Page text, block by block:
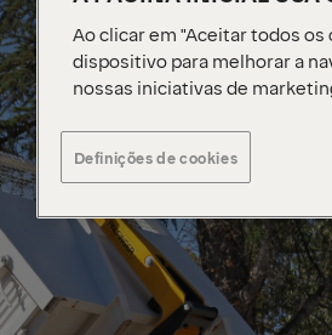
Ao clicar em "Aceitar todos
dispositivo para melhorar a
nossas iniciativas de
Definições de cookies